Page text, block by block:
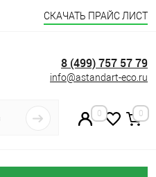
СКАЧАТЬ ПРАЙС ЛИСТ
8 (499) 757 57 79
info@astandart-eco.ru
0 0